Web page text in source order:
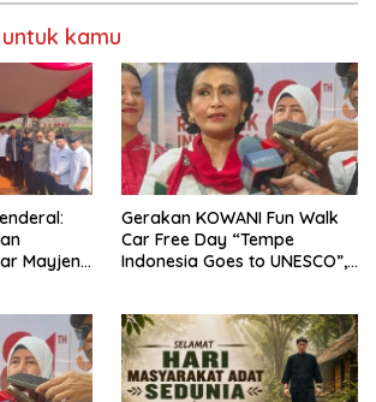
kamu
Mayjen
Gerakan KOWANI Fun Walk
Car Free Day “Tempe
Indonesia Goes to UNESCO”,